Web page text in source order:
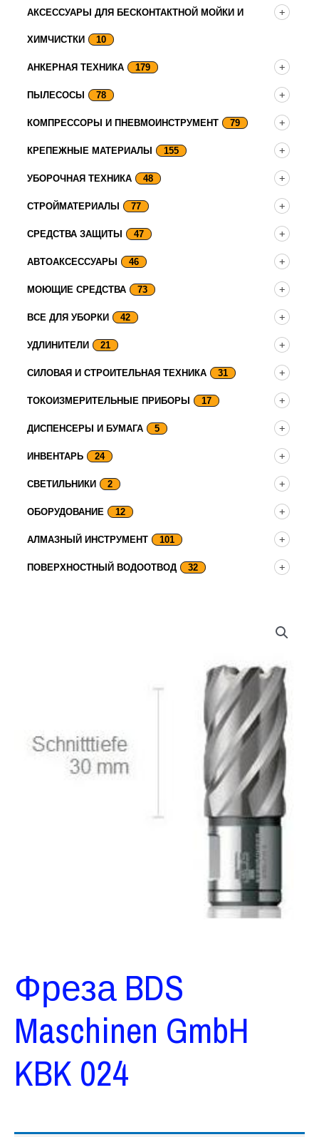
АКСЕССУАРЫ ДЛЯ БЕСКОНТАКТНОЙ МОЙКИ И
ХИМЧИСТКИ 10
АНКЕРНАЯ ТЕХНИКА 179
ПЫЛЕСОСЫ 78
КОМПРЕССОРЫ И ПНЕВМОИНСТРУМЕНТ 79
КРЕПЕЖНЫЕ МАТЕРИАЛЫ 155
УБОРОЧНАЯ ТЕХНИКА 48
СТРОЙМАТЕРИАЛЫ 77
СРЕДСТВА ЗАЩИТЫ 47
АВТОАКСЕССУАРЫ 46
МОЮЩИЕ СРЕДСТВА 73
ВСЕ ДЛЯ УБОРКИ 42
УДЛИНИТЕЛИ 21
СИЛОВАЯ И СТРОИТЕЛЬНАЯ ТЕХНИКА 31
ТОКОИЗМЕРИТЕЛЬНЫЕ ПРИБОРЫ 17
ДИСПЕНСЕРЫ И БУМАГА 5
ИНВЕНТАРЬ 24
СВЕТИЛЬНИКИ 2
ОБОРУДОВАНИЕ 12
АЛМАЗНЫЙ ИНСТРУМЕНТ 101
ПОВЕРХНОСТНЫЙ ВОДООТВОД 32
Фреза BDS
Maschinen GmbH
KBK 024